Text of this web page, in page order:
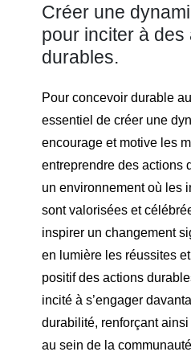
Créer une
pour inciter à des
durables.
Pour concevoir durable
essentiel de créer une
encourage et motive les
entreprendre des actions
un environnement où les
sont valorisées et
inspirer un changement
en lumière les réussites
positif des actions
incité à s’engager
durabilité, renforçant ainsi
au sein de la